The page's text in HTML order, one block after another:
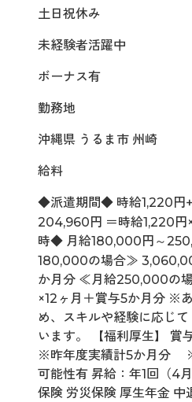
土日祝休み
未経験者活躍中
ボーナス有
勤務地
沖縄県 うるま市 州崎
給料
◆派遣期間◆ 時給1,220円
204,960円 ＝時給1,220
時◆ 月給180,000円～
180,000の場合≫
か月分 ≪月給250,000の
×12ヶ月＋賞与5か月分 ※
め、スキルや経験に応じ
います。 【福利厚生】
※昨年度実績計5か月分
可能性有 昇給：年1回（4
保険 労災保険 厚生年金 中